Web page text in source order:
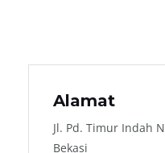
Alamat
Jl. Pd. Timur Indah
Bekasi